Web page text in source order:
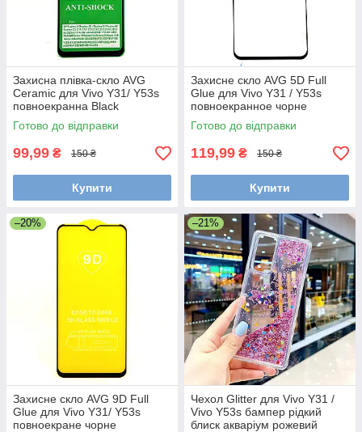
Захисна плівка-скло AVG
Ceramic для Vivo Y31/ Y53s
повноекранна Black
Готово до відправки
99,99 ₴ 150 ₴
Купити
Захисне скло AVG 5D Full
Glue для Vivo Y31 / Y53s
повноекранное чорне
Готово до відправки
119,99 ₴ 150 ₴
Купити
–20%
Захисне скло AVG 9D Full
Glue для Vivo Y31/ Y53s
повноекране чорне
–21%
Чехол Glitter для Vivo Y31 /
Vivo Y53s бампер рідкий
блиск акваріум рожевий